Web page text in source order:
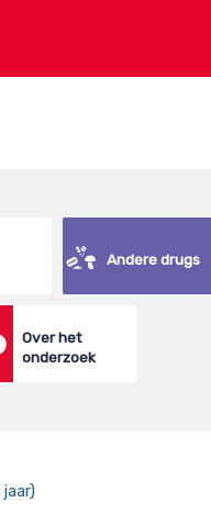
Andere drugs
Over het
onderzoek